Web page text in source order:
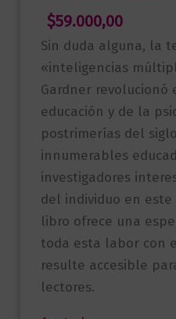
$59.000,00
Sin duda alguna, la
«inteligencias
Gardner revolucionó
educación y de la
postrimerías del
innumerables
investigadores
del individuo en
libro ofrece una
toda esta labor con
resulte accesible
lectores.